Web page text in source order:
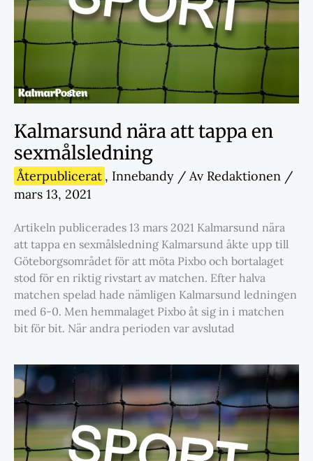
Kalmarsund nära att tappa en
sexmålsledning
Återpublicerat , Innebandy / Av Redaktionen /
mars 13, 2021
Artikeln publicerades 13 mars 2021 Kalmarsund nära
att tappa en sexmålsledning Kalmarsund åkte upp till
Göteborgsområdet för att möta Pixbo och bortalaget
stod för en riktig rivstart av matchen. Efter halva
matchen spelad hade nämligen Kalmarsund ledningen
med 6-0. Men hemmalaget Pixbo åt sig in i matchen
bit för bit. När andra perioden var avslutad